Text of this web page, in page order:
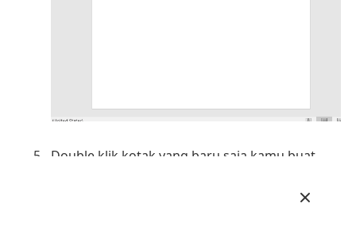
Double klik kotak yang baru saja kamu buat
Wrap Text > Behind Text